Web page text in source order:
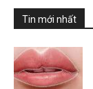
Tin mới nhất